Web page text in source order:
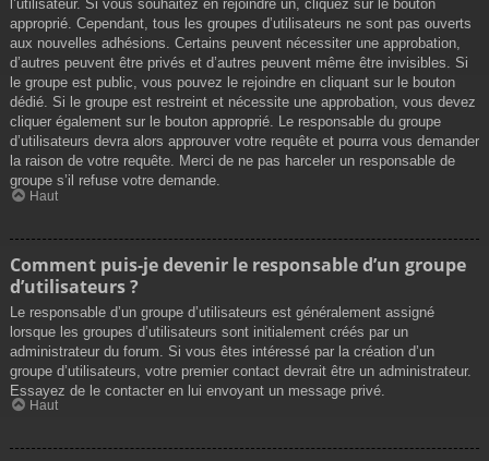
l’utilisateur. Si vous souhaitez en rejoindre un, cliquez sur le bouton
approprié. Cependant, tous les groupes d’utilisateurs ne sont pas ouverts
aux nouvelles adhésions. Certains peuvent nécessiter une approbation,
d’autres peuvent être privés et d’autres peuvent même être invisibles. Si
le groupe est public, vous pouvez le rejoindre en cliquant sur le bouton
dédié. Si le groupe est restreint et nécessite une approbation, vous devez
cliquer également sur le bouton approprié. Le responsable du groupe
d’utilisateurs devra alors approuver votre requête et pourra vous demander
la raison de votre requête. Merci de ne pas harceler un responsable de
groupe s’il refuse votre demande.
Haut
Comment puis-je devenir le responsable d’un groupe
d’utilisateurs ?
Le responsable d’un groupe d’utilisateurs est généralement assigné
lorsque les groupes d’utilisateurs sont initialement créés par un
administrateur du forum. Si vous êtes intéressé par la création d’un
groupe d’utilisateurs, votre premier contact devrait être un administrateur.
Essayez de le contacter en lui envoyant un message privé.
Haut